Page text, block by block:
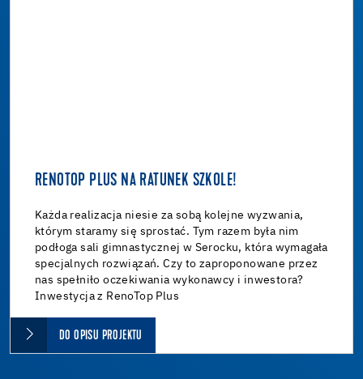
RENOTOP PLUS NA RATUNEK SZKOLE!
Każda realizacja niesie za sobą kolejne wyzwania,
którym staramy się sprostać. Tym razem była nim
podłoga sali gimnastycznej w Serocku, która wymagała
specjalnych rozwiązań. Czy to zaproponowane przez
nas spełniło oczekiwania wykonawcy i inwestora?
Inwestycja z RenoTop Plus
DO OPISU PROJEKTU